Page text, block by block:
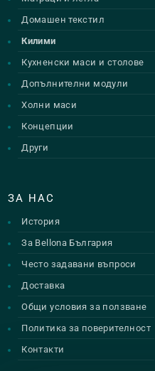
Домашен текстил
Килими
Кухненски маси и столове
Допълнителни модули
Холни маси
Концепции
Други
ЗА НАС
История
За Bellona България
Често задавани въпроси
Доставка
Общи условия за ползване
Политика за поверителност
Контакти